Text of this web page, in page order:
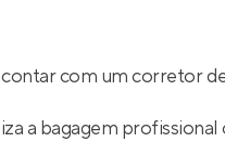
com um corretor
a bagagem